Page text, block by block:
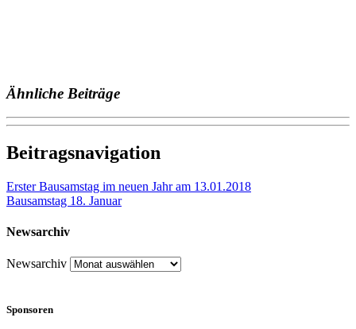
Ähnliche Beiträge
Beitragsnavigation
Erster Bausamstag im neuen Jahr am 13.01.2018
Bausamstag 18. Januar
Newsarchiv
Newsarchiv
Sponsoren